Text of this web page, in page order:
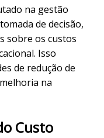
na gestão
de decisão,
sobre os custos
Isso
de redução de
na
Custo